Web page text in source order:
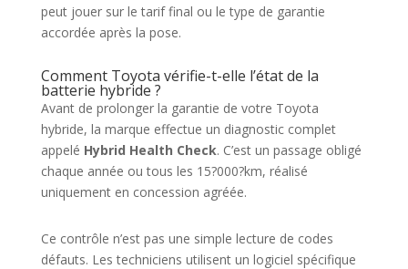
peut jouer sur le tarif final ou le type de garantie
accordée après la pose.
Comment Toyota vérifie-t-elle l’état de la
batterie hybride ?
Avant de prolonger la garantie de votre Toyota
hybride, la marque effectue un diagnostic complet
appelé Hybrid Health Check. C’est un passage obligé
chaque année ou tous les 15?000?km, réalisé
uniquement en concession agréée.
Ce contrôle n’est pas une simple lecture de codes
défauts. Les techniciens utilisent un logiciel spécifique